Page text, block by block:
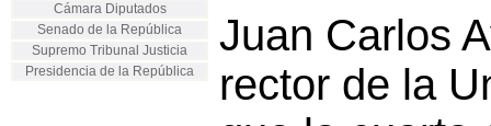
Cámara Diputados
Senado de la República
Supremo Tribunal Justicia
Presidencia de la República
Juan Carlos
rector de la